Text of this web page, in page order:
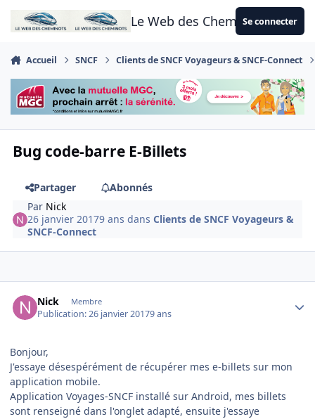
Aller au contenu
Le Web des CheminotsSe connecter
Accueil SNCF Clients de SNCF Voyageurs & SNCF-Connect
Bug code-barre E-Billets
Partager
Abonnés
Par Nick
26 janvier 20179 ans dansClients de SNCF Voyageurs &
SNCF-Connect
Nick Membre
Publication:26 janvier 20179 ans
Bonjour,
J'essaye désespérément de récupérer mes e-billets sur mon
application mobile.
Application Voyages-SNCF installé sur Android, mes billets
sont renseigné dans l'onglet adapté, ensuite j'essaye